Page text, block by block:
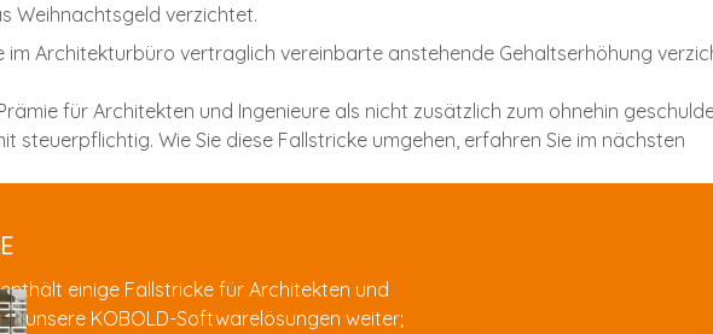
Weihnachtsgeld verzichtet.
im Architekturbüro vertraglich vereinbarte anstehende Gehaltserhöhung
für Architekten und Ingenieure als nicht zusätzlich zum ohnehin
steuerpflichtig. Wie Sie diese Fallstricke umgehen, erfahren Sie im nächsten
einige Fallstricke für Architekten und
unsere KOBOLD-Softwarelösungen weiter;